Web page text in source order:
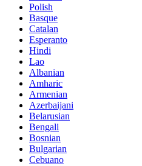
Polish
Basque
Catalan
Esperanto
Hindi
Lao
Albanian
Amharic
Armenian
Azerbaijani
Belarusian
Bengali
Bosnian
Bulgarian
Cebuano